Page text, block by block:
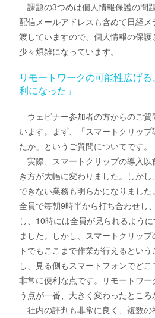
課題の3つめは個人情報保護の問
配信メールアドレスも含めて日経
渡していますので、個人情報の保
少々煩雑になっています。
リモートワークの可能性広げ
利になった」
ウェビナー参加者の方からのご質
います。まず、「スマートクリッ
たか」というご質問についてです。
実際、スマートクリップの導入以
き方が大幅に変わりました。しか
できない業務も明らかになりまし
全員で毎朝9時半から打ち合わせし
し、10時には全員が見られるよう
ました。しかし、スマートクリッ
トでもここまで作業が行えるとい
し、見る側もスマートフォンでど
非常に便利な点です。リモートワ
う点が一番、大きく変わったところ
社内の評判も非常に良く、複数の